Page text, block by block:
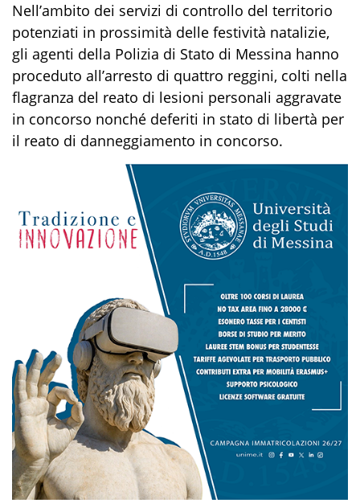
Nell’ambito dei servizi di controllo del territorio
potenziati in prossimità delle festività natalizie,
gli agenti della Polizia di Stato di Messina hanno
proceduto all’arresto di quattro reggini, colti nella
flagranza del reato di lesioni personali aggravate
in concorso nonché deferiti in stato di libertà per
il reato di danneggiamento in concorso.